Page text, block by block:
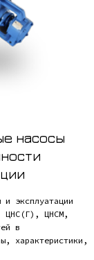
насосы
и эксплуатации
ЦНС(Г), ЦНСМ,
в
характеристики,